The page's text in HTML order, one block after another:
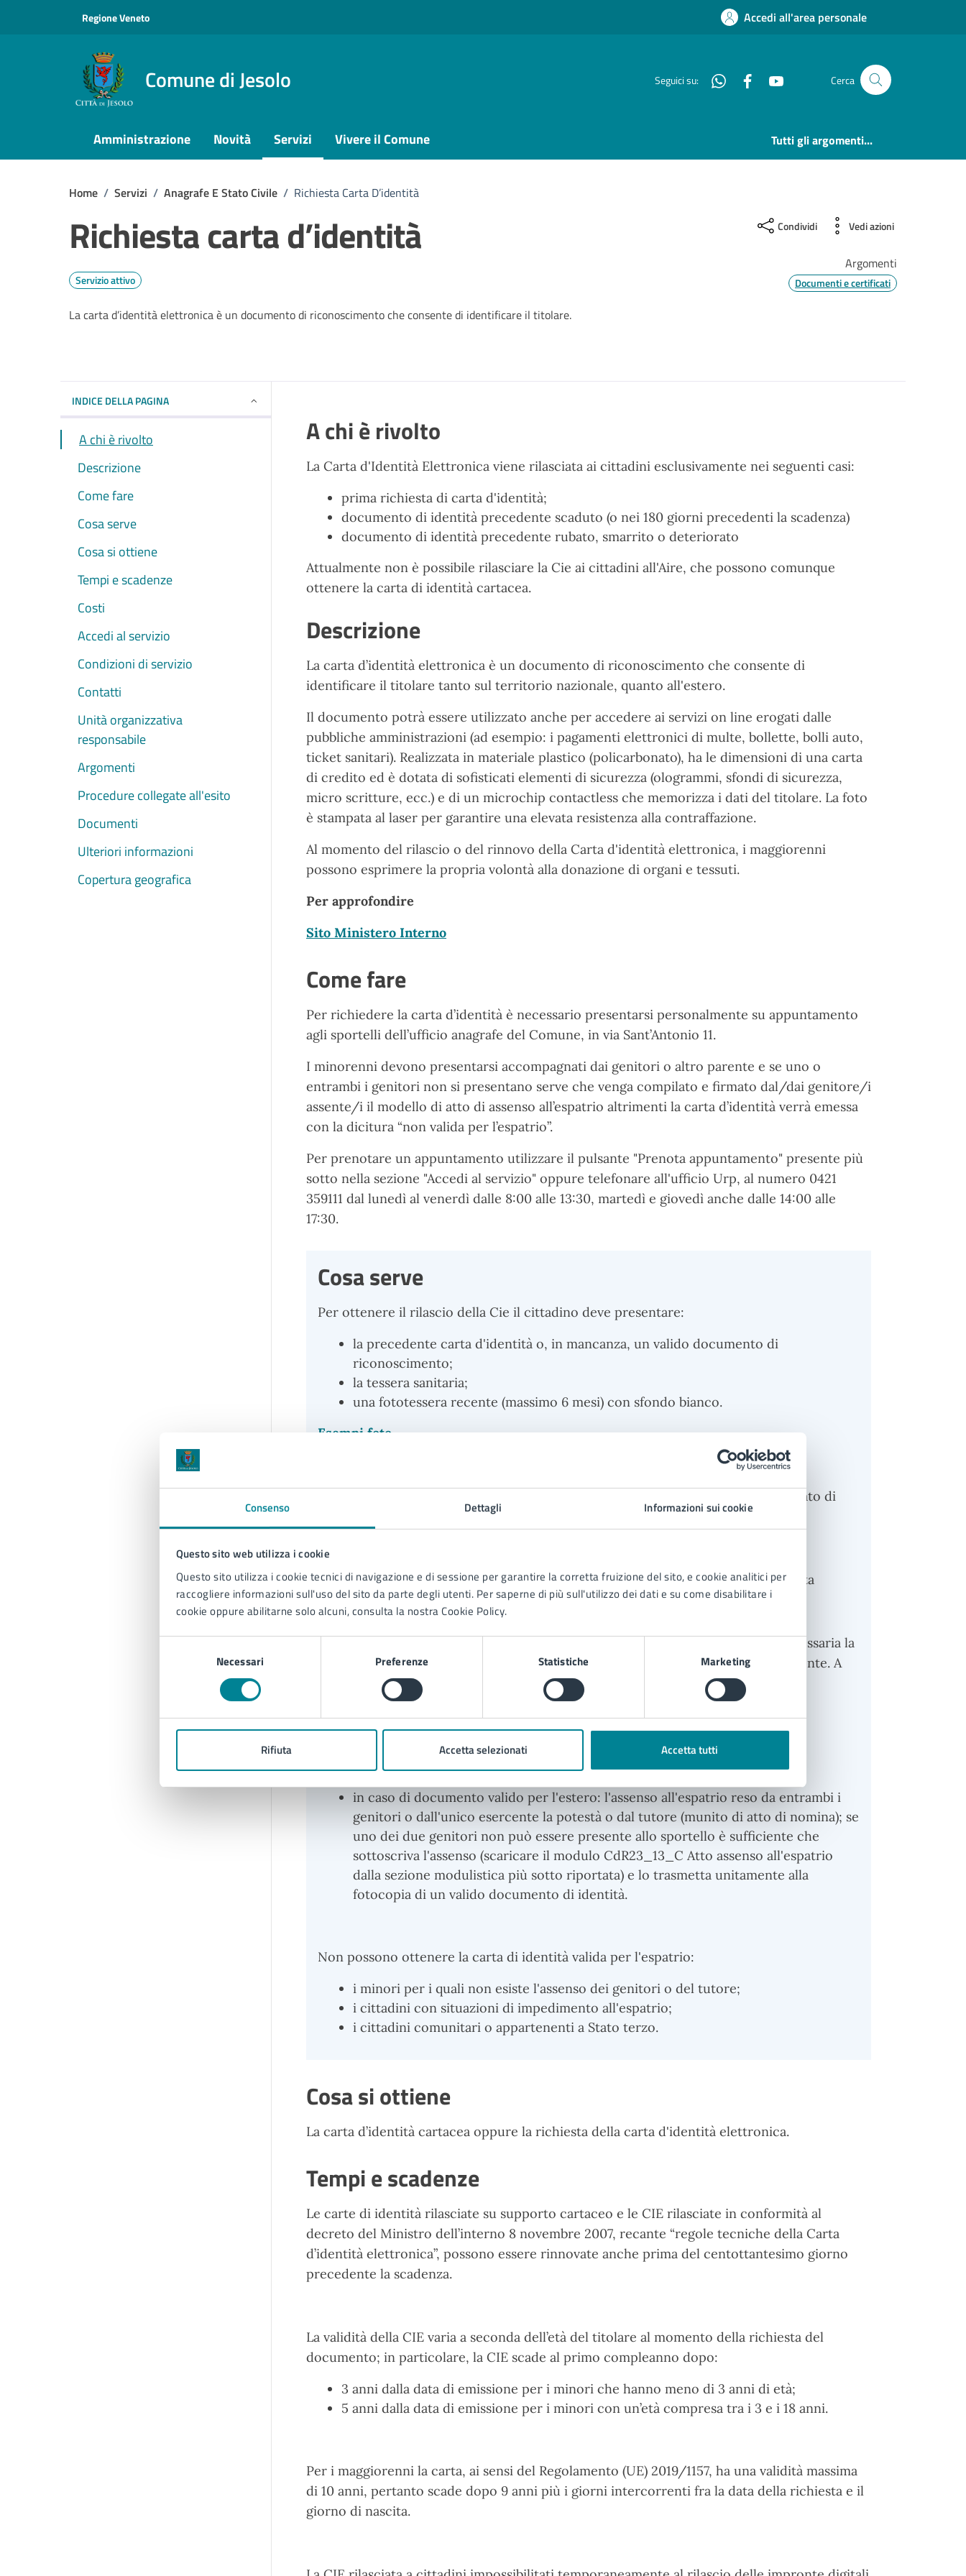
Consenso Dettagli Informazioni sui cookie
Questo sito web utilizza i cookie
Questo sito utilizza i cookie tecnici di navigazione e di sessione per garantire la corretta fruizione del sito, e cookie analitici per
raccogliere informazioni sull'uso del sito da parte degli utenti. Per saperne di più sull'utilizzo dei dati e su come disabilitare i
cookie oppure abilitarne solo alcuni, consulta la nostra Cookie Policy.
Necessari Preferenze Statistiche Marketing
Rifiuta Accetta selezionati Accetta tutti
Regione Veneto Accedi all'area personale
Comune di Jesolo Seguici su: WhatsappFacebook Cerca
Amministrazione Novità Servizi Vivere il Comune Tutti gli argomenti...
Home / Servizi / Anagrafe E Stato Civile / Richiesta Carta D’identità
Richiesta carta d’identità
Servizio attivo
La carta d’identità elettronica è un documento di riconoscimento che consente di identificare il titolare.
Condividi Vedi azioni
Argomenti
Documenti e certificati
INDICE DELLA PAGINA
A chi è rivolto
Descrizione
Come fare
Cosa serve
Cosa si ottiene
Tempi e scadenze
Costi
Accedi al servizio
Condizioni di servizio
Contatti
Unità organizzativa
responsabile
Argomenti
Procedure collegate all'esito
Documenti
Ulteriori informazioni
Copertura geografica
A chi è rivolto
La Carta d'Identità Elettronica viene rilasciata ai cittadini esclusivamente nei seguenti casi:
prima richiesta di carta d'identità;
documento di identità precedente scaduto (o nei 180 giorni precedenti la scadenza)
documento di identità precedente rubato, smarrito o deteriorato
Attualmente non è possibile rilasciare la Cie ai cittadini all'Aire, che possono comunque
ottenere la carta di identità cartacea.
Descrizione
La carta d’identità elettronica è un documento di riconoscimento che consente di
identificare il titolare tanto sul territorio nazionale, quanto all'estero.
Il documento potrà essere utilizzato anche per accedere ai servizi on line erogati dalle
pubbliche amministrazioni (ad esempio: i pagamenti elettronici di multe, bollette, bolli auto,
ticket sanitari). Realizzata in materiale plastico (policarbonato), ha le dimensioni di una carta
di credito ed è dotata di sofisticati elementi di sicurezza (ologrammi, sfondi di sicurezza,
micro scritture, ecc.) e di un microchip contactless che memorizza i dati del titolare. La foto
è stampata al laser per garantire una elevata resistenza alla contraffazione.
Al momento del rilascio o del rinnovo della Carta d'identità elettronica, i maggiorenni
possono esprimere la propria volontà alla donazione di organi e tessuti.
Per approfondire
Sito Ministero Interno
Come fare
Per richiedere la carta d’identità è necessario presentarsi personalmente su appuntamento
agli sportelli dell’ufficio anagrafe del Comune, in via Sant’Antonio 11.
I minorenni devono presentarsi accompagnati dai genitori o altro parente e se uno o
entrambi i genitori non si presentano serve che venga compilato e firmato dal/dai genitore/i
assente/i il modello di atto di assenso all’espatrio altrimenti la carta d’identità verrà emessa
con la dicitura “non valida per l’espatrio”.
Per prenotare un appuntamento utilizzare il pulsante "Prenota appuntamento" presente più
sotto nella sezione "Accedi al servizio" oppure telefonare all'ufficio Urp, al numero 0421
359111 dal lunedì al venerdì dalle 8:00 alle 13:30, martedì e giovedì anche dalle 14:00 alle
17:30.
Cosa serve
Per ottenere il rilascio della Cie il cittadino deve presentare:
la precedente carta d'identità o, in mancanza, un valido documento di
riconoscimento;
la tessera sanitaria;
una fototessera recente (massimo 6 mesi) con sfondo bianco.
Esempi foto
Smarrimento o furto: è necessario esibire la denuncia fatta presso il commissariato di
pubblica sicurezza o presso i carabinieri.
Deterioramento della carta d'identità: deve essere consegnata la carta deteriorata
I minorenni possono ottenere la carta di identità fin dalla nascita: è sempre necessaria la
presenza del minore e dei genitori o di uno di essi oppure, in assenza, di un parente. A
partire dai 12 anni, il minore firma il documento e deposita le impronte digitali.
Sono necessari inoltre:
in caso di documento valido per l'estero: l'assenso all'espatrio reso da entrambi i
genitori o dall'unico esercente la potestà o dal tutore (munito di atto di nomina); se
uno dei due genitori non può essere presente allo sportello è sufficiente che
sottoscriva l'assenso (scaricare il modulo CdR23_13_C Atto assenso all'espatrio
dalla sezione modulistica più sotto riportata) e lo trasmetta unitamente alla
fotocopia di un valido documento di identità.
Non possono ottenere la carta di identità valida per l'espatrio:
i minori per i quali non esiste l'assenso dei genitori o del tutore;
i cittadini con situazioni di impedimento all'espatrio;
i cittadini comunitari o appartenenti a Stato terzo.
Cosa si ottiene
La carta d’identità cartacea oppure la richiesta della carta d'identità elettronica.
Tempi e scadenze
Le carte di identità rilasciate su supporto cartaceo e le CIE rilasciate in conformità al
decreto del Ministro dell’interno 8 novembre 2007, recante “regole tecniche della Carta
d’identità elettronica”, possono essere rinnovate anche prima del centottantesimo giorno
precedente la scadenza.
La validità della CIE varia a seconda dell’età del titolare al momento della richiesta del
documento; in particolare, la CIE scade al primo compleanno dopo:
3 anni dalla data di emissione per i minori che hanno meno di 3 anni di età;
5 anni dalla data di emissione per i minori con un’età compresa tra i 3 e i 18 anni.
Per i maggiorenni la carta, ai sensi del Regolamento (UE) 2019/1157, ha una validità massima
di 10 anni, pertanto scade dopo 9 anni più i giorni intercorrenti fra la data della richiesta e il
giorno di nascita.